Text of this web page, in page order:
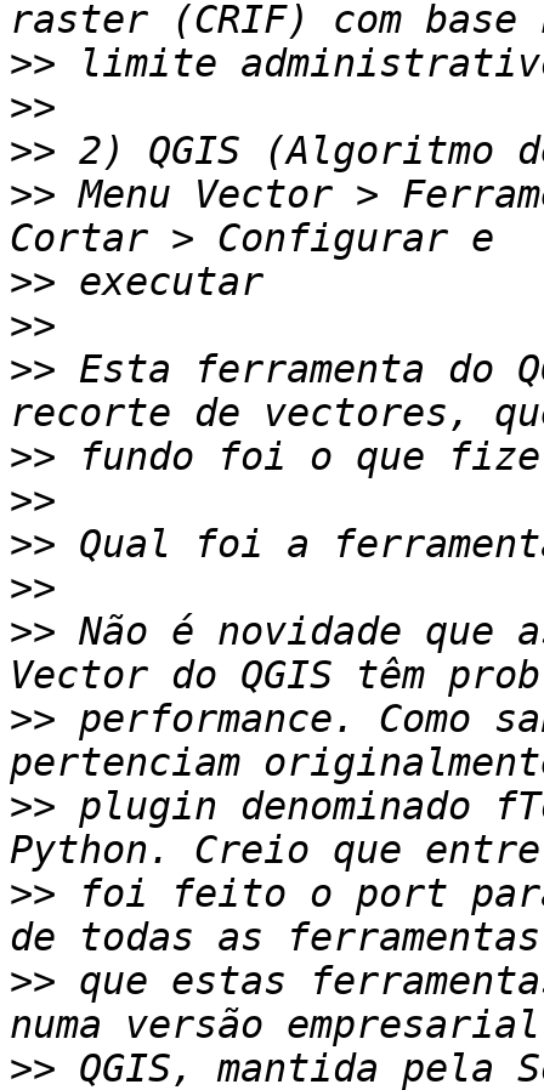
>>
>>
>>
>> Menu Vector >
>>
>>
>> Esta ferramenta do
>>
>>
>>
>>
>> Não é novidade que
>> performance. Como
>> plugin denominado
>> foi feito o port
>> que estas
>> QGIS, mantida pela